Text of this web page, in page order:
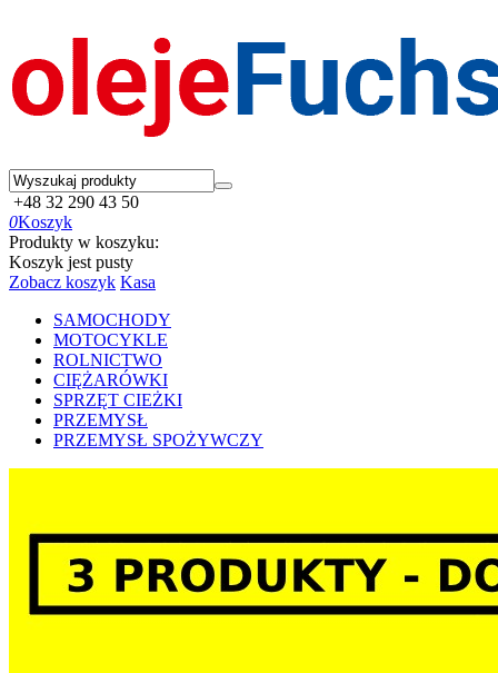
+48 32 290 43 50
0Koszyk
Produkty w koszyku:
Koszyk jest pusty
Zobacz koszyk Kasa
SAMOCHODY
MOTOCYKLE
ROLNICTWO
CIĘŻARÓWKI
SPRZĘT CIEŻKI
PRZEMYSŁ
PRZEMYSŁ SPOŻYWCZY